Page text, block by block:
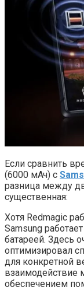
Если сравнить
(6000 мАч) с
разница между
существенная:
Хотя Redmagic
Samsung
батареей. Здесь
оптимизировал
для конкретной
обеспечением